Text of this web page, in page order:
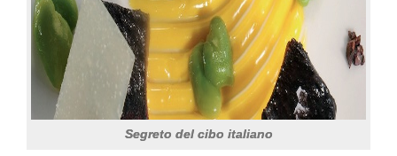
Segreto del cibo italiano